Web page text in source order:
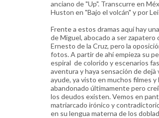
anciano de "Up". Transcurre en
Huston en "Bajo el volcán" y por
Frente a estos dramas aquí hay
de Miguel, abocado a ser
Ernesto de la Cruz, pero la
fotos. A partir de ahí empieza su
espiral de colorido y escenarios
aventura y haya sensación de
ayude, ya visto en muchos filmes
abandonado últimamente pero
los deudos existen. Vemos en
matriarcado irónico y
en su lengua materna de los